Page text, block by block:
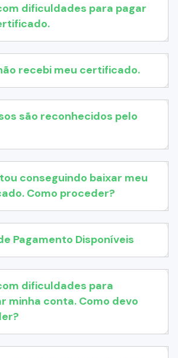
dificuldades para pagar
recebi meu certificado.
são reconhecidos pelo
conseguindo baixar meu
Como proceder?
Pagamento Disponíveis
dificuldades para
minha conta. Como devo